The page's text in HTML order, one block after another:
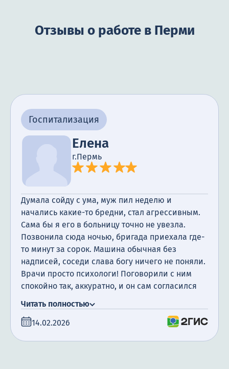
Отзывы о работе в Перми
Госпитализация
Елена
г.Пермь
Думала сойду с ума, муж пил неделю и
начались какие-то бредни, стал агрессивным.
Сама бы я его в больницу точно не увезла.
Позвонила сюда ночью, бригада приехала где-
то минут за сорок. Машина обычная без
надписей, соседи слава богу ничего не поняли.
Врачи просто психологи! Поговорили с ним
спокойно так, аккуратно, и он сам согласился
волокиты. Там сразу под капельницы, давление
сбили, тремор прошел. Пролежал 5 дней,
Читать полностью
14.02.2026